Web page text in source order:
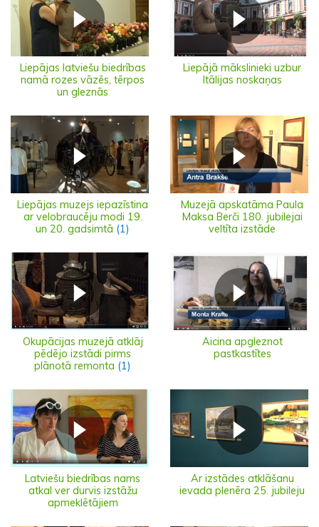
Liepājas latviešu biedrības
namā rozes vāzēs, tērpos
un gleznās
Liepājā mākslinieki uzbur
Itālijas noskaņas
Liepājas muzejs iepazīstina
ar velobraucēju modi 19.
un 20. gadsimtā (1)
Muzejā apskatāma Paula
Maksa Berči 180. jubilejai
veltīta izstāde
Okupācijas muzejā atklāj
pēdējo izstādi pirms
plānotā remonta (1)
Aicina apgleznot
pastkastītes
Latviešu biedrības nams
atkal ver durvis izstāžu
apmeklētājiem
Ar izstādes atklāšanu
ievada plenēra 25. jubileju